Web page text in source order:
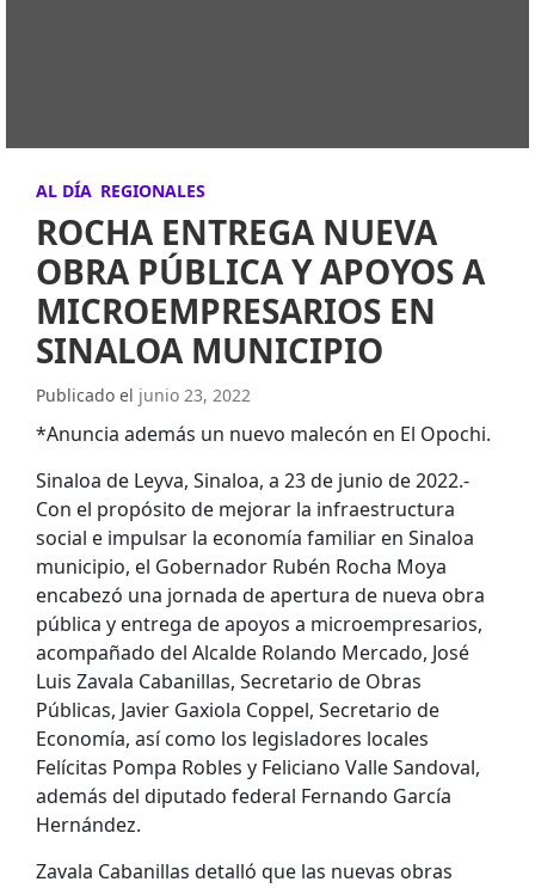
AL DÍA REGIONALES
ROCHA ENTREGA NUEVA
OBRA PÚBLICA Y APOYOS A
MICROEMPRESARIOS EN
SINALOA MUNICIPIO
Publicado el junio 23, 2022
*Anuncia además un nuevo malecón en El Opochi.
Sinaloa de Leyva, Sinaloa, a 23 de junio de 2022.-
Con el propósito de mejorar la infraestructura
social e impulsar la economía familiar en Sinaloa
municipio, el Gobernador Rubén Rocha Moya
encabezó una jornada de apertura de nueva obra
pública y entrega de apoyos a microempresarios,
acompañado del Alcalde Rolando Mercado, José
Luis Zavala Cabanillas, Secretario de Obras
Públicas, Javier Gaxiola Coppel, Secretario de
Economía, así como los legisladores locales
Felícitas Pompa Robles y Feliciano Valle Sandoval,
además del diputado federal Fernando García
Hernández.
Zavala Cabanillas detalló que las nuevas obras